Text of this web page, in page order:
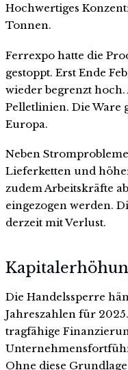
Hochwertiges
Tonnen.
Ferrexpo hatte die
gestoppt. Erst Ende
wieder begrenzt
Pelletlinien. Die Ware
Europa.
Neben
Lieferketten und
zudem Arbeitskräfte
eingezogen werden.
derzeit mit Verlust.
Die Handelssperre
Jahreszahlen für
tragfähige
Ohne diese